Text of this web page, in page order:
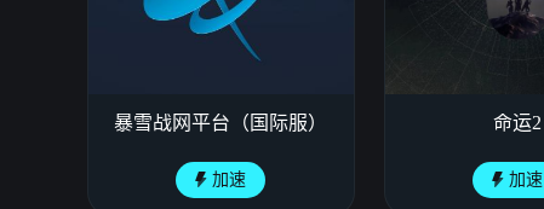
暴雪战网平台（国际服）
加速
命运2
加速